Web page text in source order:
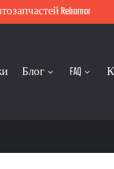
Rebornor
Блог FAQ